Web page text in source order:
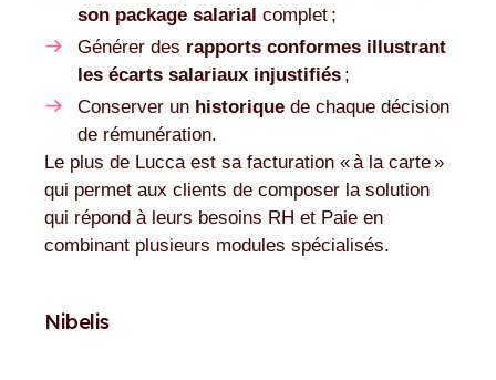
son package salarialcomplet ;
Générer des rapports conformes illustrant
les écarts salariaux injustifiés ;
Conserver un historique de chaque décision
de rémunération.
Le plus de Lucca est sa facturation « à la carte »
qui permet aux clients de composer la solution
qui répond à leurs besoins RH et Paie en
combinant plusieurs modules spécialisés.
Nibelis